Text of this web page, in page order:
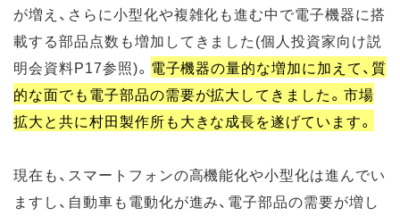
が増え、さらに小型化や複雑化も進む中で電子機器に搭
載する部品点数も増加してきました(個人投資家向け説
明会資料P17参照)。 電子機器の量的な増加に加えて、質
的な面でも電子部品の需要が拡大してきました。市場
拡大と共に村田製作所も大きな成長を遂げています。
現在も、スマートフォンの高機能化や小型化は進んでい
ますし、自動車も電動化が進み、電子部品の需要が増し